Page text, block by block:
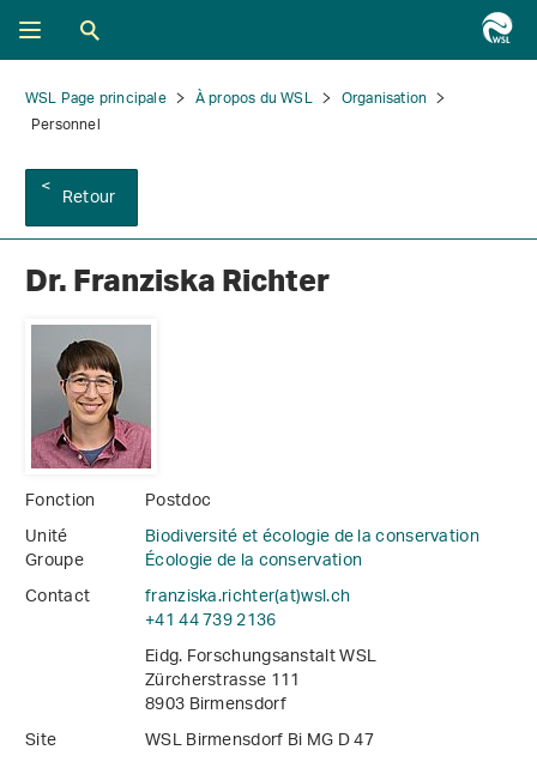
WSL Page principale À propos du WSL
Organisation
Personnel
Retour
Dr. Franziska Richter
Fonction
Postdoc
Unité
Biodiversité et écologie de la conservation
Groupe
Écologie de la conservation
Contact
franziska.richter(at)wsl.ch
+41 44 739 2136
Eidg. Forschungsanstalt WSL
Zürcherstrasse 111
8903 Birmensdorf
Site
WSL Birmensdorf Bi MG D 47